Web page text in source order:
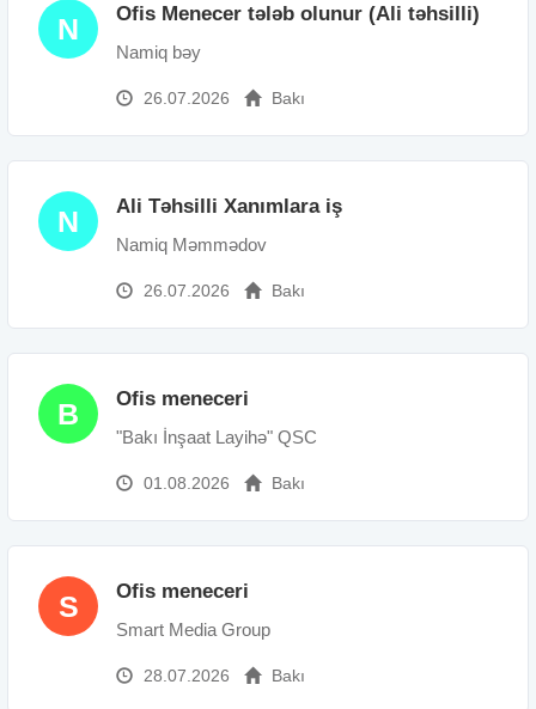
N Ofis Menecer tələb olunur (Ali təhsilli)
Namiq bəy
26.07.2026 Bakı
N Ali Təhsilli Xanımlara iş
Namiq Məmmədov
26.07.2026 Bakı
B Ofis meneceri
"Bakı İnşaat Layihə" QSC
01.08.2026 Bakı
S Ofis meneceri
Smart Media Group
28.07.2026 Bakı